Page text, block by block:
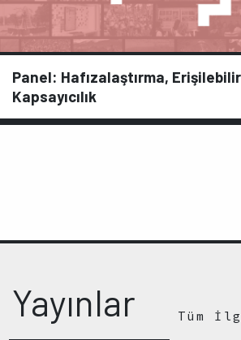
Panel: Hafızalaştırma,
Kapsayıcılık
Yayınlar Tüm